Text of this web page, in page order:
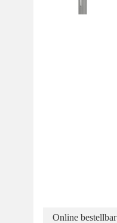
Online bestellbar